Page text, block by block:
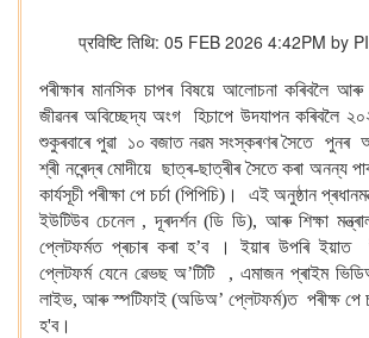
प्रविष्टि तिथि: 05 FEB 2026 4:42PM by
পৰীক্ষাৰ মানসিক চাপৰ বিষয়ে আলোচনা কৰিবলৈ
জীৱনৰ অবিচ্ছেদ্য অংগ হিচাপে উদযাপন কৰিবলৈ
শুকুৰবাৰে পুৱা ১০ বজাত নৱম সংস্কৰণৰ সৈতে পুনৰ
শ্ৰী নৰেন্দ্ৰ মোদীয়ে ছাত্ৰ-ছাত্ৰীৰ সৈতে কৰা অনন্য
কাৰ্যসূচী পৰীক্ষা পে চৰ্চা (পিপিচি)। এই অনুষ্ঠান
ইউটিউব চেনেল , দূৰদৰ্শন (ডি ডি), আৰু শিক্ষা
প্লেটফৰ্মত প্ৰচাৰ কৰা হ’ব । ইয়াৰ উপৰি ইয়াত
প্লেটফৰ্ম যেনে ৱেভছ অ’টিটি , এমাজন প্ৰাইম
লাইভ, আৰু স্পটিফাই (অডিঅ’ প্লেটফৰ্ম)ত পৰীক্ষ পে
হ'ব।